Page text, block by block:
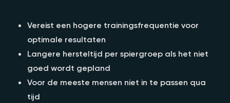
Vereist een hogere trainingsfrequentie voor
optimale resultaten
Langere hersteltijd per spiergroep als het niet
goed wordt gepland
Voor de meeste mensen niet in te passen qua
tijd